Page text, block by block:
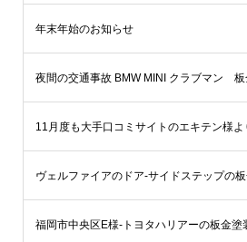
年末年始のお知らせ
福岡市中央区E様-トヨタハリアーの板金塗